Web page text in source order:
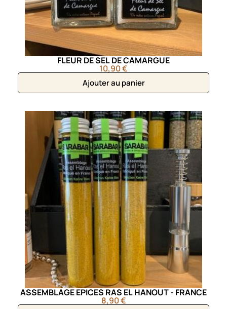
FLEUR DE SEL DE CAMARGUE
10,90 €
Ajouter au panier
ASSEMBLAGE EPICES RAS EL HANOUT - FRANCE
8,90 €